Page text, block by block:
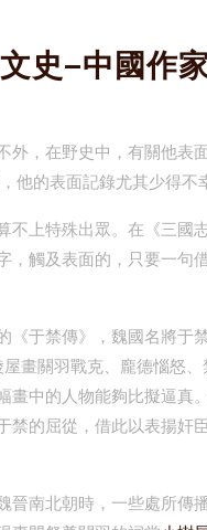
史–中國作
外，在野史中，有關他表
他的表面記錄尤其少得不
上特殊出眾。在《三國
，觸及表面的，只要一句
于禁傳》，魏國名將于
畫關羽戰克、龐德惱怒
畫中的人物能夠比擬逼真
的屈從，借此以表揚奸
晉南北朝時，一些處所傳